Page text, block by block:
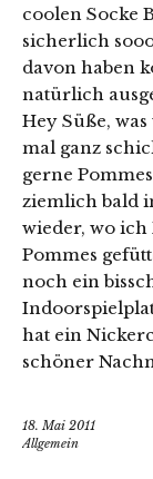
coolen Socke
sicherlich
davon haben
natürlich
Hey Süße,
mal ganz
gerne
ziemlich bald
wieder, wo
Pommes
noch ein
hat ein
schöner
18. Mai 2011
Allgemein